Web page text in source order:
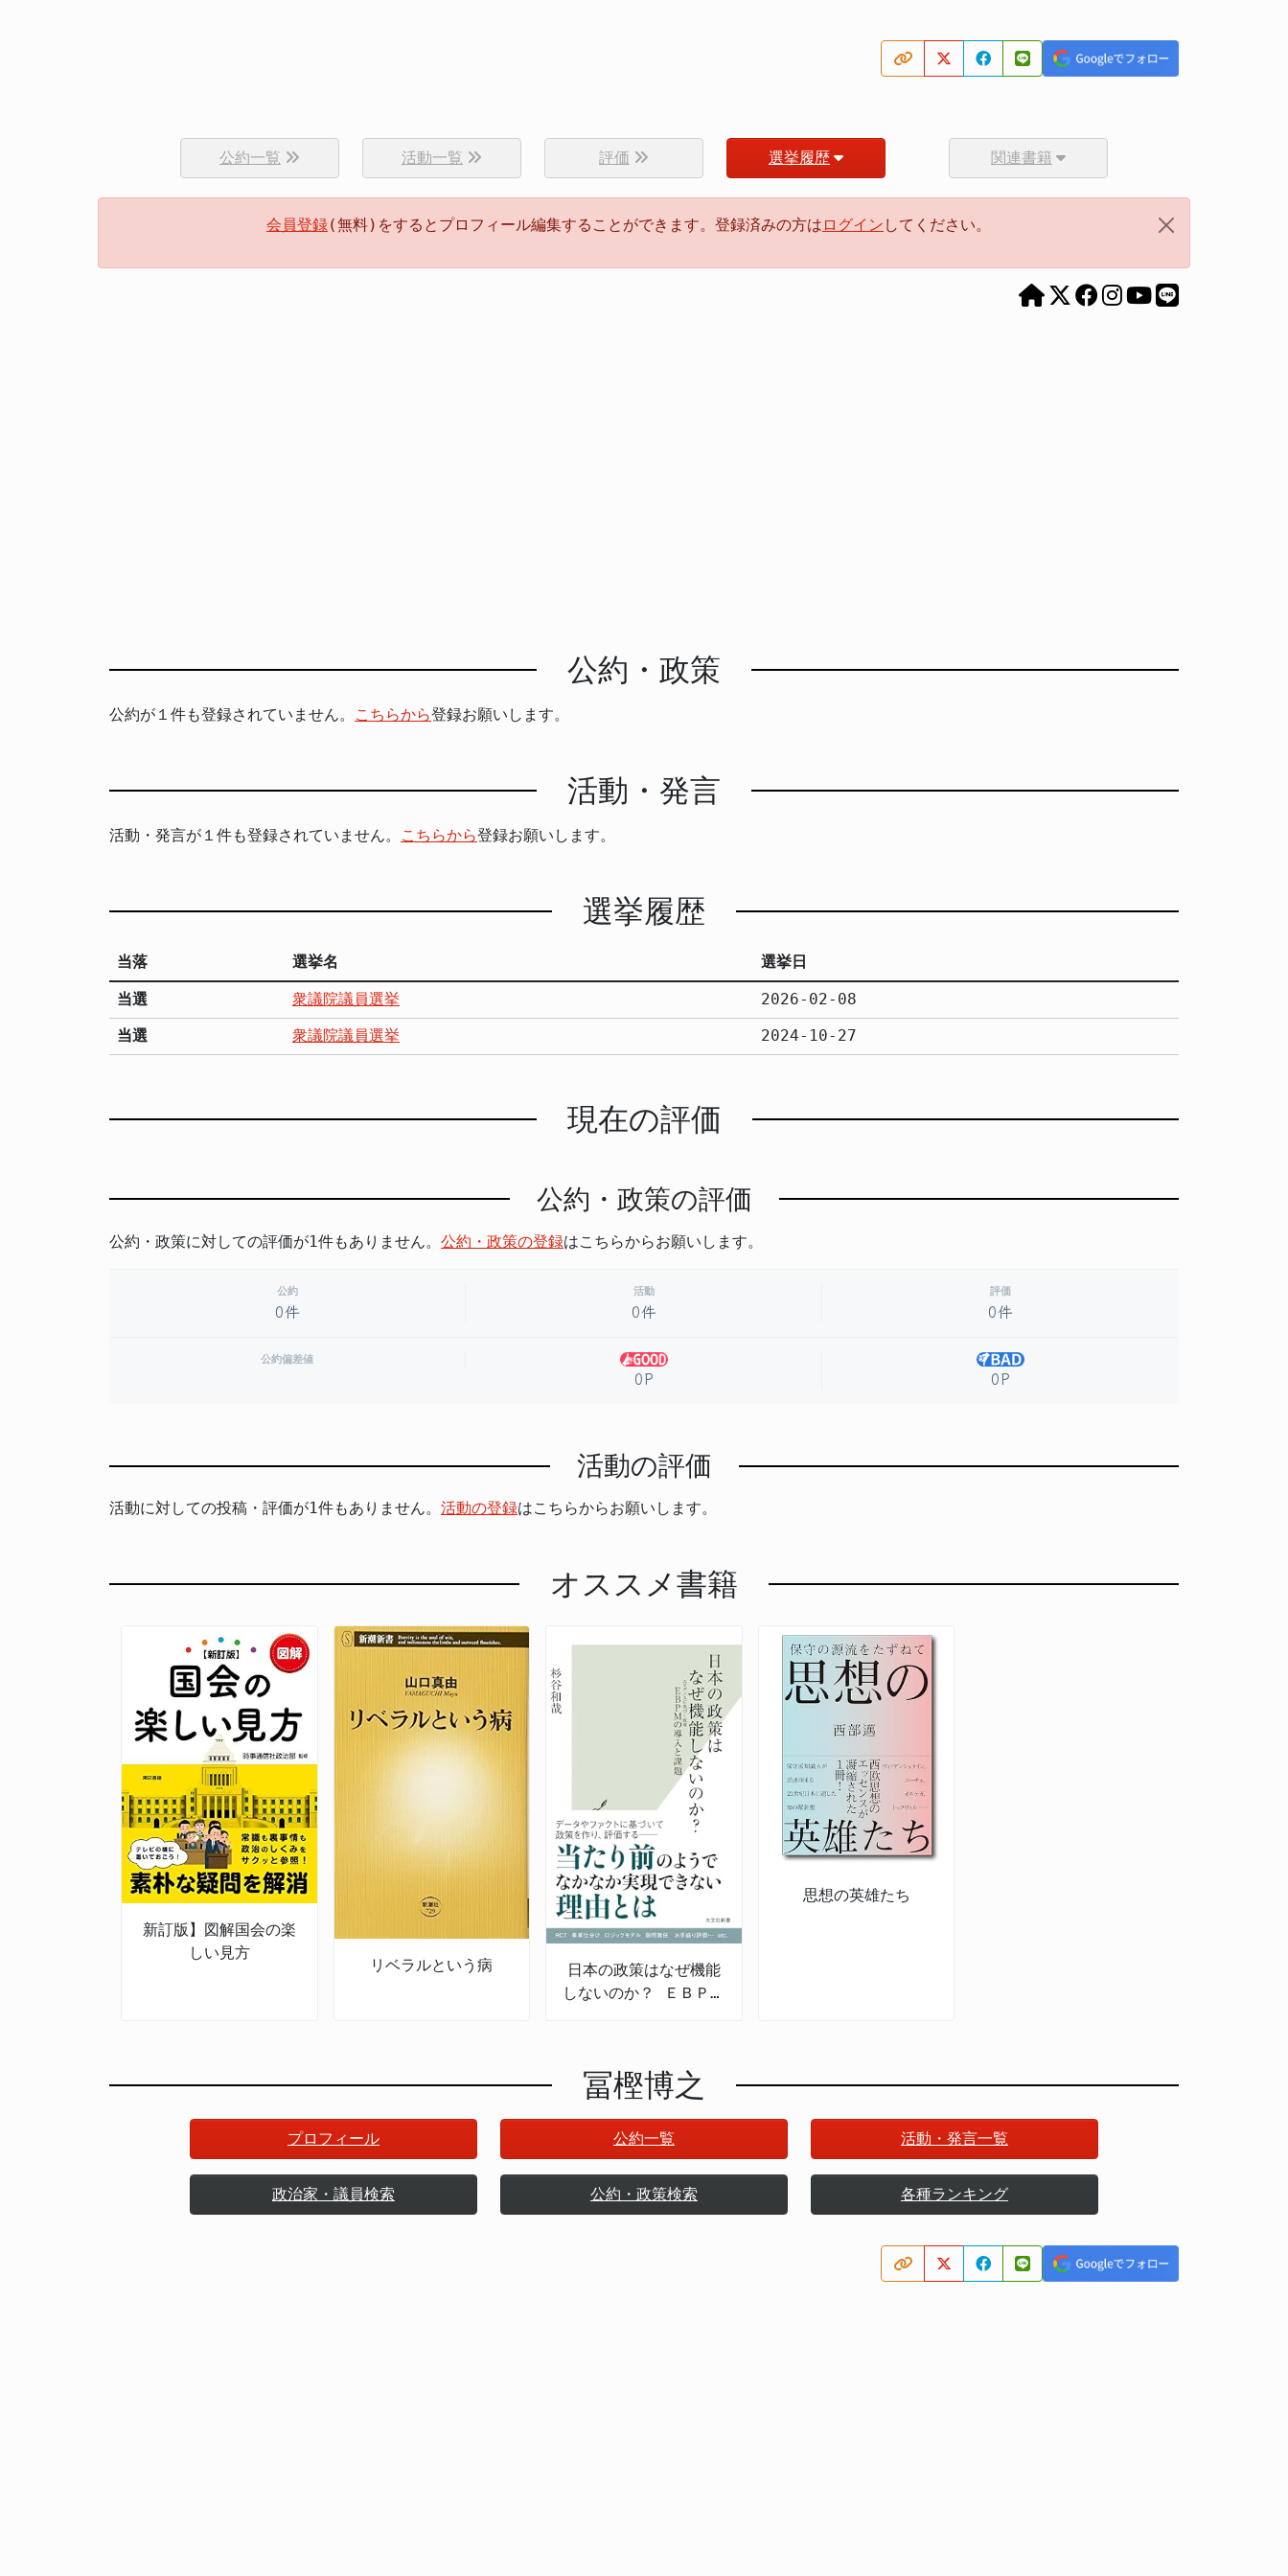
公約一覧 活動一覧 評価 選挙履歴 関連書籍
会員登録(無料)をするとプロフィール編集することができます。登録済みの方は ログイン してください。
公約・政策
公約が１件も登録されていません。 こちらから登録お願いします。
活動・発言
活動・発言が１件も登録されていません。 こちらから登録お願いします。
選挙履歴
当落 選挙名 選挙日
当選 衆議院議員選挙
2026-02-08
当選
衆議院議員選挙 2024-10-27
現在の評価
公約・政策の評価
公約・政策に対しての評価が1件もありません。 公約・政策の登録はこちらからお願いします。
公約
0件
活動
0件
評価
0件
公約偏差値
0P 0P
活動の評価
活動に対しての投稿・評価が1件もありません。 活動の登録はこちらからお願いします。
オススメ書籍
新訂版】図解国会の楽
しい見方
リベラルという病
日本の政策はなぜ機能
しないのか？ ＥＢＰＭ
思想の英雄たち
冨樫博之
プロフィール 公約一覧 活動・発言一覧
政治家・議員検索 公約・政策検索 各種ランキング